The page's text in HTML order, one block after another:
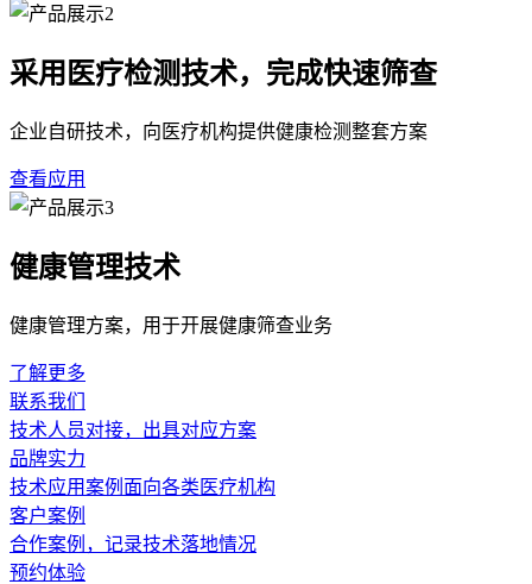
采用医疗检测技术，完成快速筛查
企业自研技术，向医疗机构提供健康检测整套方案
查看应用
健康管理技术
健康管理方案，用于开展健康筛查业务
了解更多
联系我们
技术人员对接，出具对应方案
品牌实力
技术应用案例面向各类医疗机构
客户案例
合作案例，记录技术落地情况
预约体验